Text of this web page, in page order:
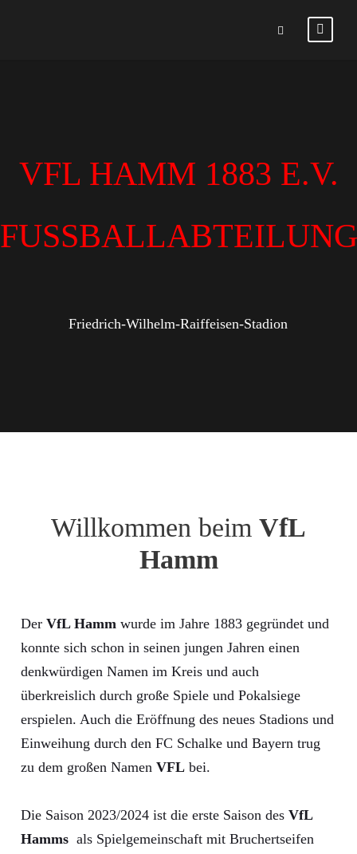
VFL HAMM 1883 E.V.
FUSSBALLABTEILUNG
Friedrich-Wilhelm-Raiffeisen-Stadion
Willkommen beim VfL
Hamm
Der VfL Hamm wurde im Jahre 1883 gegründet und
konnte sich schon in seinen jungen Jahren einen
denkwürdigen Namen im Kreis und auch
überkreislich durch große Spiele und Pokalsiege
erspielen. Auch die Eröffnung des neues Stadions und
Einweihung durch den FC Schalke und Bayern trug
zu dem großen Namen VFL bei.
Die Saison 2023/2024 ist die erste Saison des VfL
Hamms als Spielgemeinschaft mit Bruchertseifen